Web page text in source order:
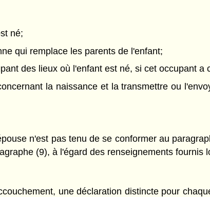
né;
qui remplace les parents de l'enfant;
des lieux où l'enfant est né, si cet occupant a
la naissance et la transmettre ou
n'est pas tenu de se conformer au
(9), à l'égard des renseignements fournis
une déclaration distincte pour